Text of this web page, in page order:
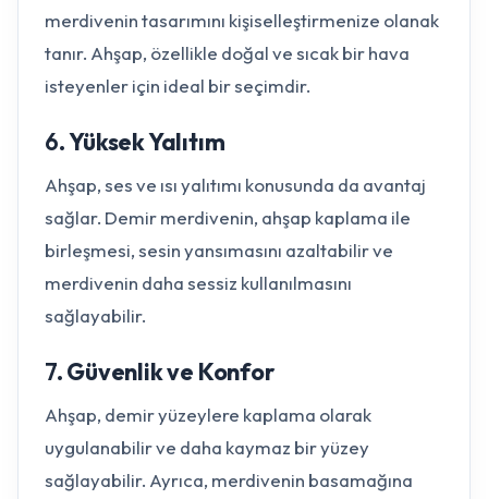
merdivenin tasarımını kişiselleştirmenize olanak
tanır. Ahşap, özellikle doğal ve sıcak bir hava
isteyenler için ideal bir seçimdir.
6.Yüksek Yalıtım
Ahşap, ses ve ısı yalıtımı konusunda da avantaj
sağlar. Demir merdivenin, ahşap kaplama ile
birleşmesi, sesin yansımasını azaltabilir ve
merdivenin daha sessiz kullanılmasını
sağlayabilir.
7.Güvenlik ve Konfor
Ahşap, demir yüzeylere kaplama olarak
uygulanabilir ve daha kaymaz bir yüzey
sağlayabilir. Ayrıca, merdivenin basamağına